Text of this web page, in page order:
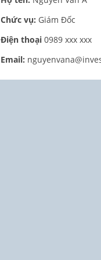
Chức vụ: Giám Đốc
Điện thoại 0989 xxx xxx
Email: